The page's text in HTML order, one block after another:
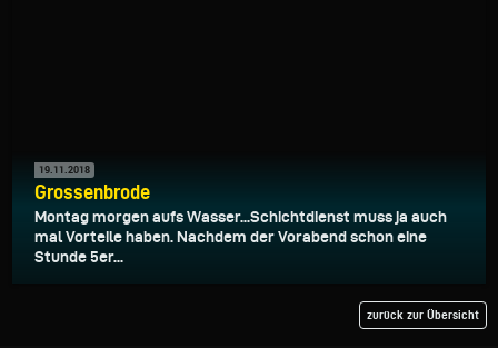
19.11.2018
Grossenbrode
Montag morgen aufs Wasser...Schichtdienst muss ja auch
mal Vorteile haben. Nachdem der Vorabend schon eine
Stunde 5er...
zurück zur Übersicht